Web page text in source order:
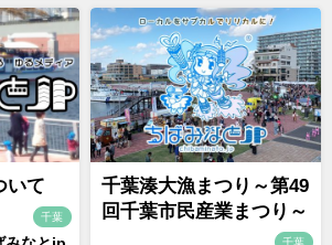
いて
千葉
千葉湊大漁まつり～第49
回千葉市民産業まつり～
千葉